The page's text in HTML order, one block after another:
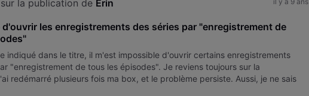
la publication de Erin
les enregistrements des séries par "enregistrement de
indiqué dans le titre, il m'est impossible d'ouvrir certains enregistrements
"enregistrement de tous les épisodes". Je reviens toujours sur la
redémarré plusieurs fois ma box, et le problème persiste. Aussi, je ne sais